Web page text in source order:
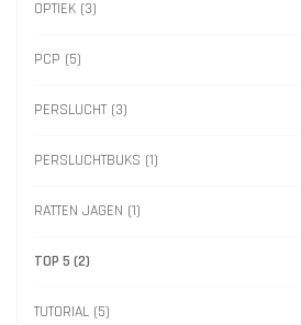
OPTIEK (3)
PCP (5)
PERSLUCHT (3)
PERSLUCHTBUKS (1)
RATTEN JAGEN (1)
TOP 5 (2)
TUTORIAL (5)